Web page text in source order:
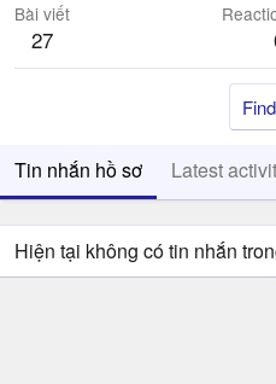
Bài viết
27
Find
Tin nhắn hồ sơ Latest
Hiện tại không có tin nhắn